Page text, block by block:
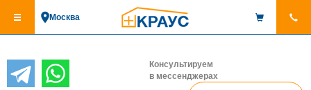
основному
Москва
Консультируем
в мессенджерах